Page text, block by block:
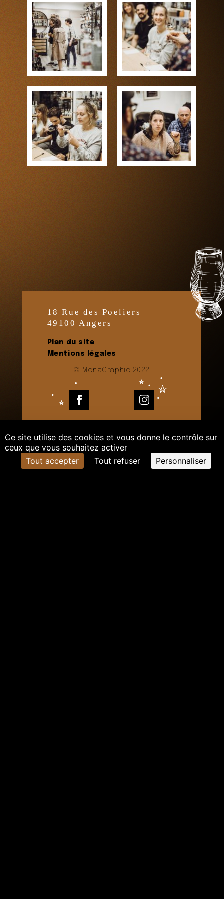
18 Rue des Poeliers
49100 Angers
Plan du site
Mentions légales
© MonaGraphic 2022
Facebook Instagram
Ce site utilise des cookies et vous donne le contrôle sur
ceux que vous souhaitez activer
Tout accepter
Tout refuser Personnaliser